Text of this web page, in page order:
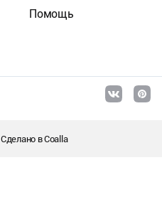
Помощь
Сделано вCoalla